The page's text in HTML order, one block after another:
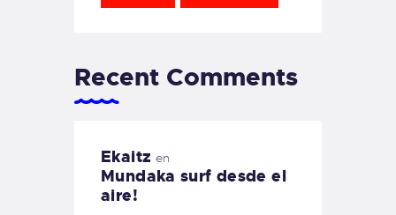
Recent Comments
Ekaitz en
Mundaka surf desde el
aire!